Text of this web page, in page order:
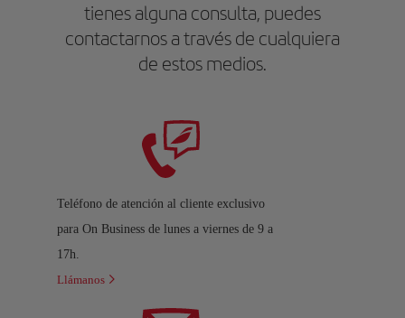
tienes alguna consulta, puedes
contactarnos a través de cualquiera
de estos medios.
Teléfono de atención al cliente exclusivo
para On Business de lunes a viernes de 9 a
17h.
Llámanos